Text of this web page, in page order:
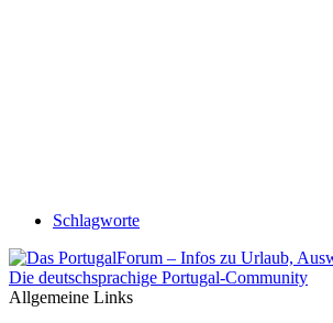
Schlagworte
Die deutschsprachige Portugal-Community
Allgemeine Links